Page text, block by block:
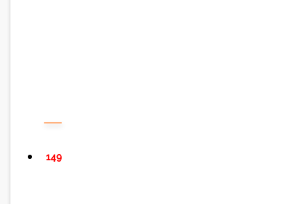
149